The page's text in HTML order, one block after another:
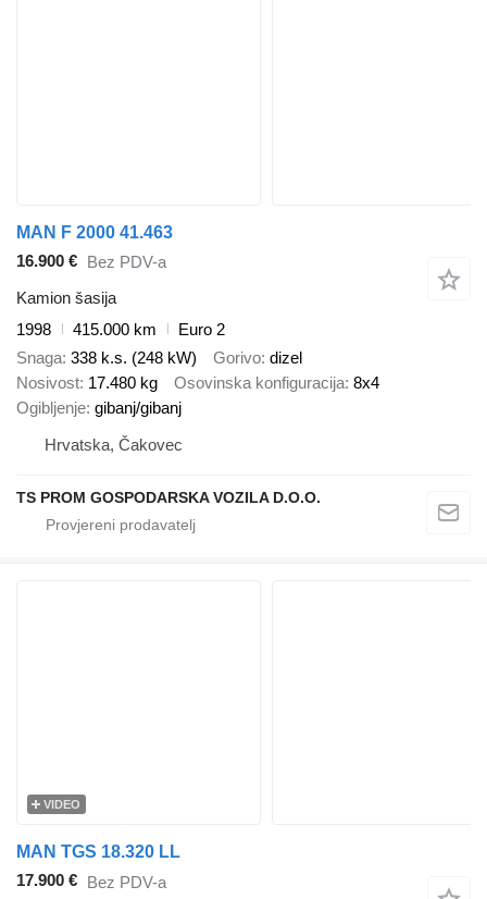
MAN F 2000 41.463
16.900 € Bez PDV-a
Kamion šasija
1998
415.000 km
Euro 2
Snaga 338 k.s. (248 kW) Gorivo dizel
Nosivost 17.480 kg Osovinska konfiguracija 8x4
Ogibljenje gibanj/gibanj
Hrvatska, Čakovec
TS PROM GOSPODARSKA VOZILA D.O.O.
VIDEO
MAN TGS 18.320 LL
17.900 € Bez PDV-a